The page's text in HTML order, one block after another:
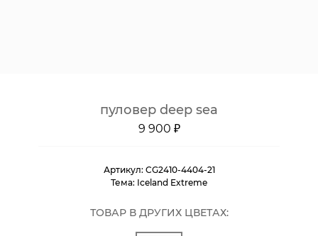
пуловер deep sea
9 900 ₽
Артикул: CG2410-4404-21
Тема: Iceland Extreme
ТОВАР В ДРУГИХ ЦВЕТАХ: